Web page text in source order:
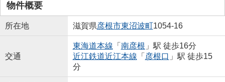
物件概要
所在地 滋賀県彦根市東沼波町1054-16
交通
東海道本線 「 南彦根 」駅 徒歩16分
近江鉄道近江本線 「 彦根口 」駅 徒歩15
分